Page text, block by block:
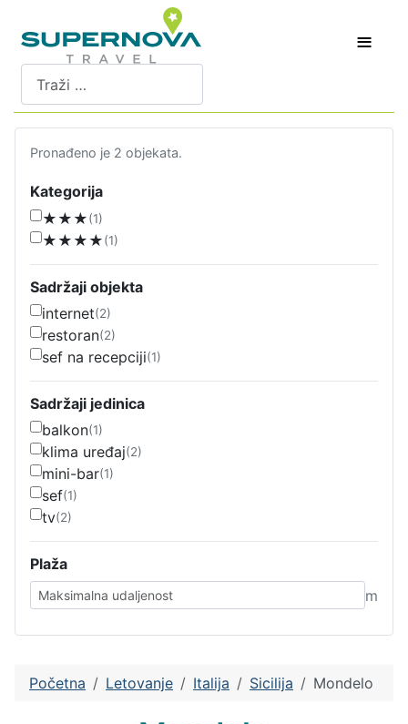
≡
Pretraži
Početna Letovanje Italija Sicilija Mondelo
Pronađeno je 2 objekata.
Kategorija
★★★(1)
★★★★(1)
Sadržaji objekta
internet(2)
restoran(2)
sef na recepciji(1)
Sadržaji jedinica
balkon(1)
klima uređaj(2)
mini-bar(1)
sef(1)
tv(2)
Plaža
m